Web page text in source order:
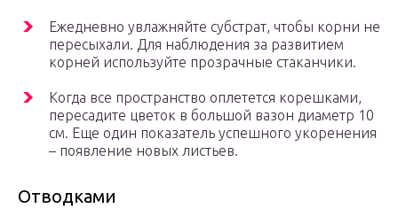
Ежедневно увлажняйте субстрат, чтобы корни не
пересыхали. Для наблюдения за развитием
корней используйте прозрачные стаканчики.
Когда все пространство оплетется корешками,
пересадите цветок в большой вазон диаметр 10
см. Еще один показатель успешного укоренения
– появление новых листьев.
Отводками